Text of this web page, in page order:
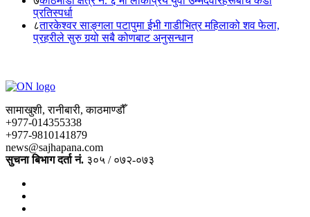
प्रतिस्पर्धा
८तारकेश्वर साङ्गला पटापुमा ईभी गाडीभित्र महिलाको शव फेला,
प्रहरीले सुरु गर्‍यो सबै कोणबाट अनुसन्धान
सामाखुशी, रानीबारी, काठमाण्डौँ
+977-014355338
+977-9810141879
news@sajhapana.com
सुचना बिभाग दर्ता नं. ३०५ / ०७२-०७३